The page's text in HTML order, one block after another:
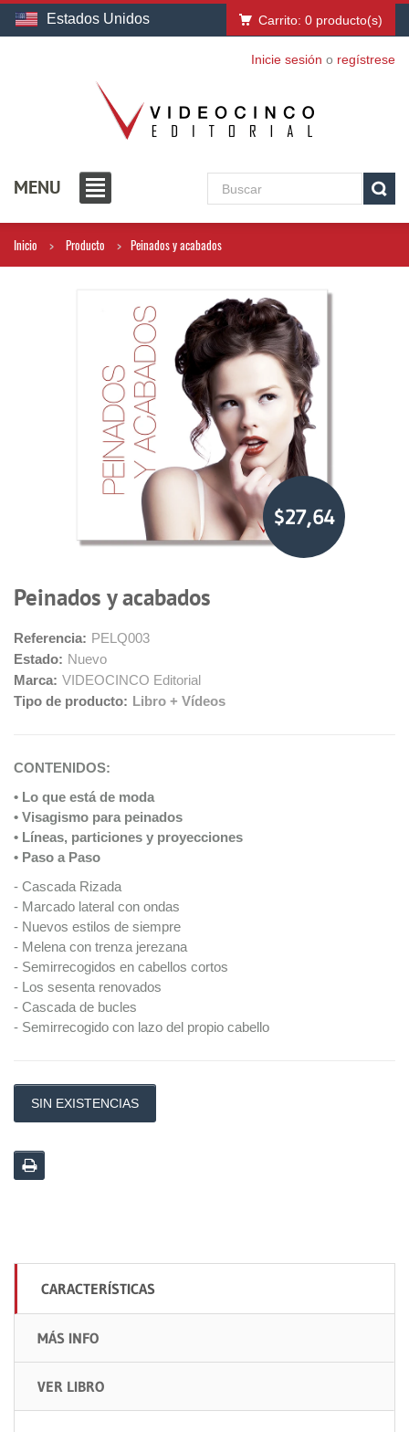
Estados Unidos Carrito: 0 producto(s)
Inicie sesión o regístrese
MENU
Inicio Producto Peinados y acabados
$27,64
Peinados y acabados
Referencia: PELQ003
Estado: Nuevo
Marca: VIDEOCINCO Editorial
Tipo de producto: Libro + Vídeos
CONTENIDOS:
• Lo que está de moda
• Visagismo para peinados
• Líneas, particiones y proyecciones
• Paso a Paso
- Cascada Rizada
- Marcado lateral con ondas
- Nuevos estilos de siempre
- Melena con trenza jerezana
- Semirrecogidos en cabellos cortos
- Los sesenta renovados
- Cascada de bucles
- Semirrecogido con lazo del propio cabello
SIN EXISTENCIAS
CARACTERÍSTICAS
MÁS INFO
VER LIBRO